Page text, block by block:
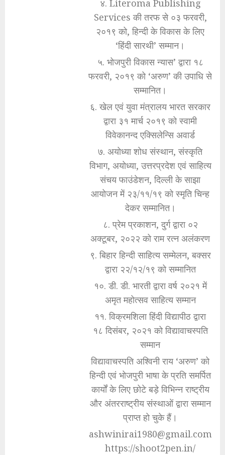
४. Literoma Publishing
Services की तरफ से ०३ फरवरी,
२०१९ को, हिन्दी के विकास के लिए
‘हिंदी सारथी’ सम्मान।
५. भोजपुरी विकास न्यास’ द्वारा १८
फरवरी, २०१९ को ‘अरुण’ की उपाधि से
सम्मानित।
६. खेल एवं युवा मंत्रालय भारत सरकार
द्वारा ३१ मार्च २०१९ को स्वामी
विवेकानन्द एक्सिलेन्सि अवार्ड
७. अयोध्या शोध संस्थान, संस्कृति
विभाग, अयोध्या, उत्तरप्रदेश एवं साहित्य
संचय फाउंडेशन, दिल्ली के साझा
आयोजन में २३/११/१९ को स्मृति चिन्ह
देकर सम्मानित।
८. प्रेम प्रकाशन, दुर्ग द्वारा ०२
अक्टूबर, २०२२ को राम रत्न अलंकरण
९. बिहार हिन्दी साहित्य सम्मेलन, बक्सर
द्वारा २२/१२/१९ को सम्मानित
१०. डी. डी. भारती द्वारा वर्ष २०२१ में
अमृत महोत्सव साहित्य सम्मान
११. विक्रमशिला हिंदी विद्यापीठ द्वारा
१८ दिसंबर, २०२१ को विद्यावाचस्पति
सम्मान
विद्यावाचस्पति अश्विनी राय ‘अरुण’ को
हिन्दी एवं भोजपुरी भाषा के प्रति समर्पित
कार्यों के लिए छोटे बड़े विभिन्न राष्ट्रीय
और अंतरराष्ट्रीय संस्थाओं द्वारा सम्मान
प्राप्त हो चुके हैं।
ashwinirai1980@gmail.com
https://shoot2pen.in/